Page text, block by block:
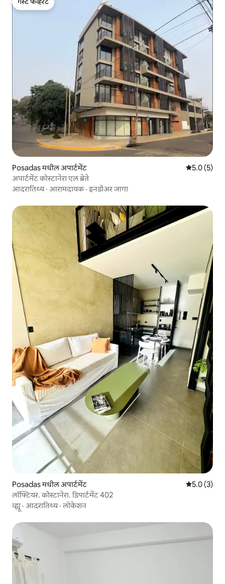
गेस्ट फेव्हरेट
Posadas मधील अपार्टमेंट 5 पैकी 5.0
5.0 (5)
अपार्टमेंट कोस्टानेरा एल ब्रेते
आदरातिथ्य· आरामदायक·इनडोअर जागा
Posadas मधील अपार्टमेंट 5 पैकी 5.0
5.0 (3)
लॉफ्टियर. कोस्टानेरा. डिपार्टमेंट 402
व्ह्यू · आदरातिथ्य·लोकेशन